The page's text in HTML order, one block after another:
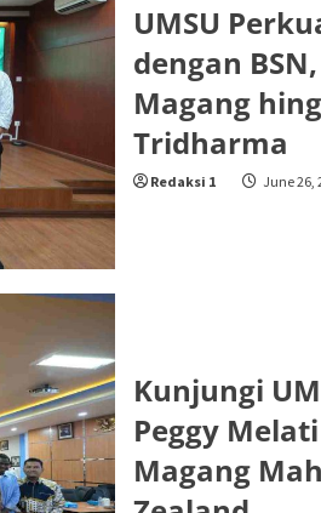
UMSU
dengan
Magang
Tridharma
Redaksi 1 June 26,
Kunjungi
Peggy
Magang